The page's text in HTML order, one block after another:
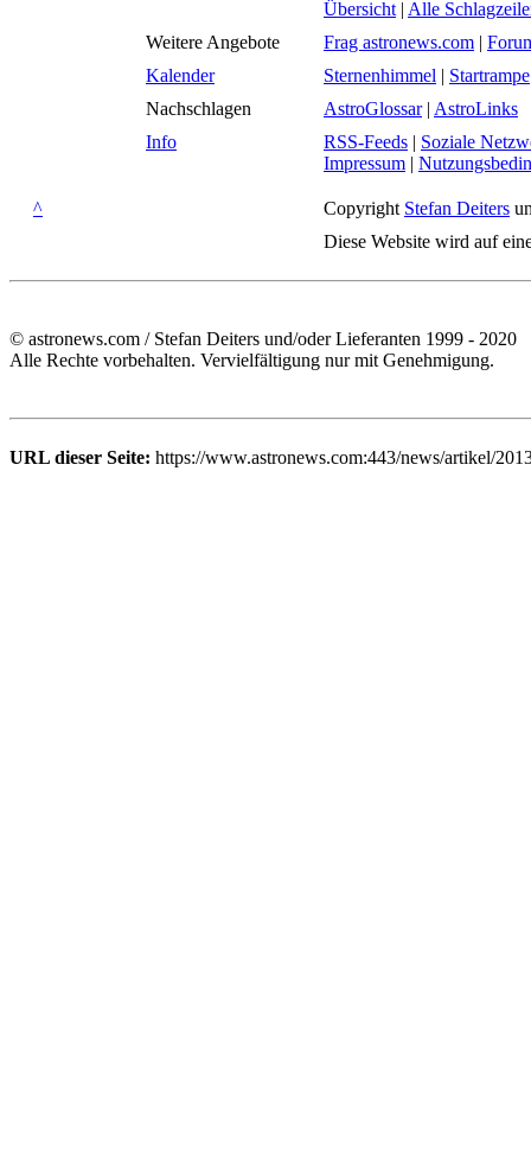
Übersicht | Alle
Weitere Angebote
Frag astronews.com |
Kalender
Sternenhimmel | Startrampe
Nachschlagen
AstroGlossar| AstroLinks
Info
RSS-Feeds | Soziale
Impressum |
^ Copyright Stefan Deiters
Diese Website wird auf
© astronews.com / Stefan Deiters und/oder Lieferanten 1999 - 2020
Alle Rechte vorbehalten. Vervielfältigung nur mit Genehmigung.
URL dieser Seite: https://www.astronews.com:443/news/artikel/